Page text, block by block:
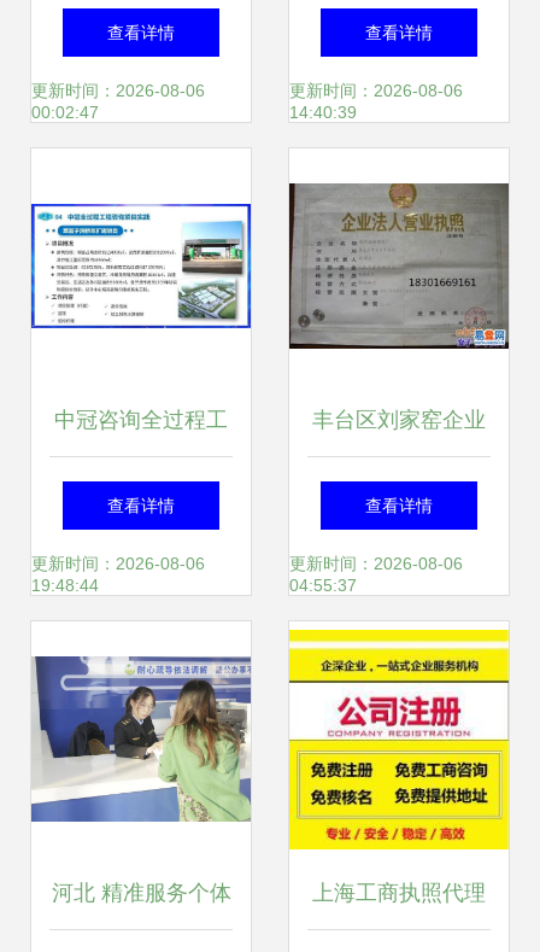
——晋中通利达咨
询服务全面解析
查看详情
更新时间：2026-08-06
00:02:47
公司的工商咨询服
务 企业发展的关键
查看详情
更新时间：2026-08-06
14:40:39
中冠咨询全过程工
程咨询服务介绍
查看详情
更新时间：2026-08-06
19:48:44
丰台区刘家窑企业
设立与变更一站式
服务——畅享易登
网专业工商无忧指
导
查看详情
更新时间：2026-08-06
04:55:37
河北 精准服务个体 上海工商执照代理